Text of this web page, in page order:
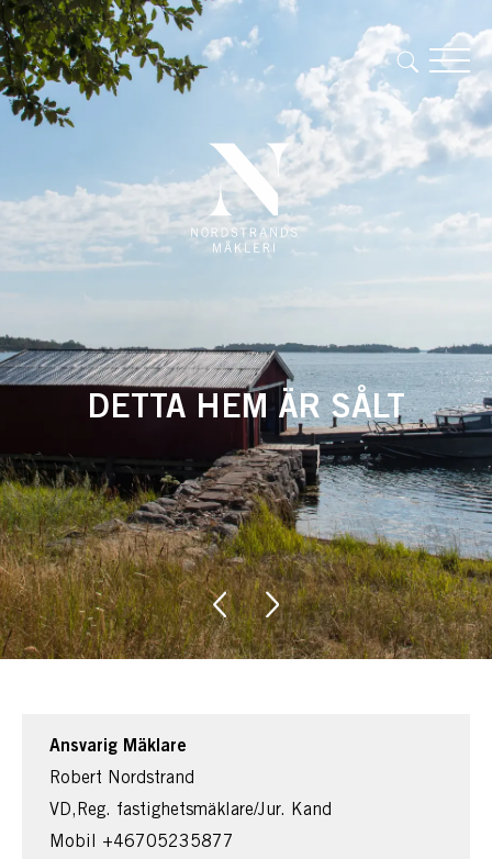
DETTA HEM ÄR SÅLT
Ansvarig Mäklare
Robert Nordstrand
VD,Reg. fastighetsmäklare/Jur. Kand
Mobil +46705235877